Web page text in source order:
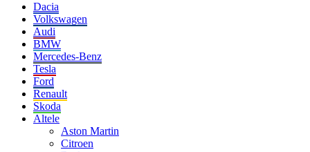
Dacia
Volkswagen
Audi
BMW
Mercedes-Benz
Tesla
Ford
Renault
Skoda
Altele
Aston Martin
Citroen